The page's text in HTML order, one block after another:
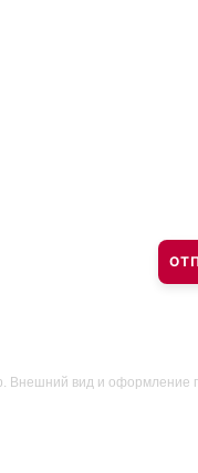
Внешний вид и оформление